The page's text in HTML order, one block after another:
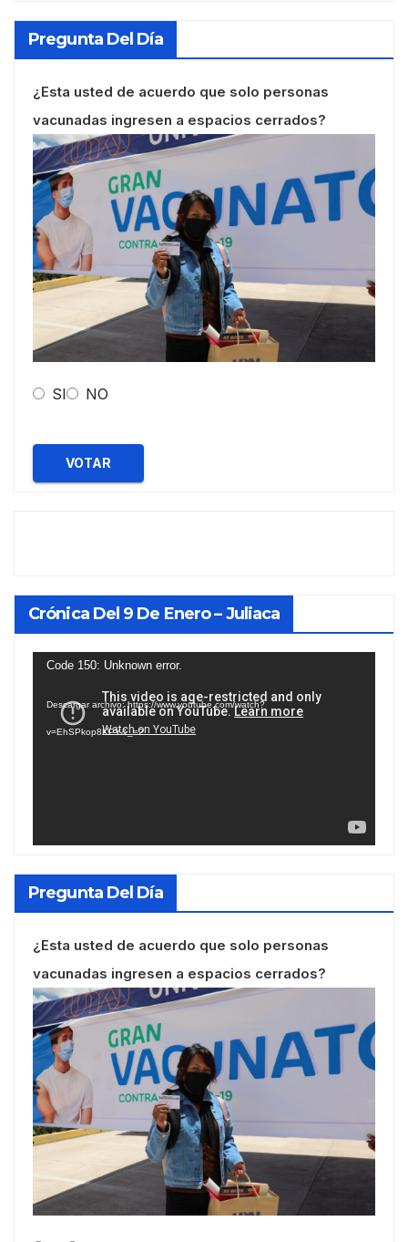
Pregunta Del Día
¿Esta usted de acuerdo que solo personas
vacunadas ingresen a espacios cerrados?
SI NO
VOTAR
Crónica Del 9 De Enero – Juliaca
Reproductor
vídeo
Code 150: Unknown error.
Descargar archivo: https://www.youtube.com/watch?
v=EhSPkop8KPY&_=2
Pregunta Del Día
¿Esta usted de acuerdo que solo personas
vacunadas ingresen a espacios cerrados?